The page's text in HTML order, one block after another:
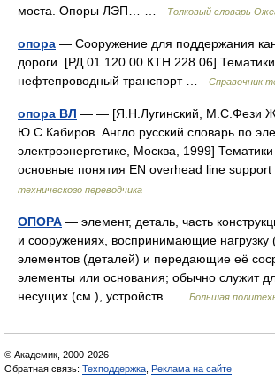
моста. Опоры ЛЭП… …
Толковый словарь
опора — Сооружение для поддержания
дороги. [РД 01.120.00 КТН 228 06]
нефтепроводный транспорт …
Справочник
опора ВЛ — — [Я.Н.Лугинский, М.С.Фези
Ю.С.Кабиров. Англо русский словарь по
электроэнергетике, Москва, 1999] Тематики
основные понятия EN overhead line
технического переводчика
ОПОРА — элемент, деталь, часть
и сооружениях, воспринимающие нагрузку
элементов (деталей) и передающие её
элементы или основания; обычно служит
несущих (см.), устройств …
Большая
© Академик, 2000-2026
Обратная связь: Техподдержка Реклама на сайте